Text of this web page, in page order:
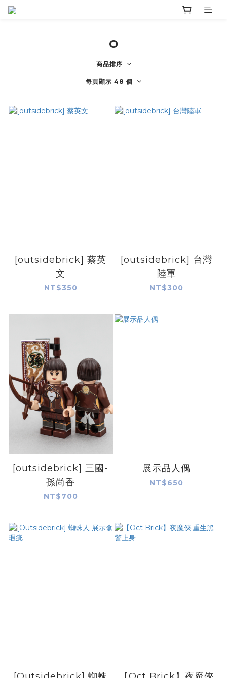
O
商品排序
每頁顯示 48 個
[outsidebrick] 蔡英
文
NT$350
[outsidebrick] 台灣
陸軍
NT$300
[outsidebrick] 三國-
孫尚香
NT$700
展示品人偶
NT$650